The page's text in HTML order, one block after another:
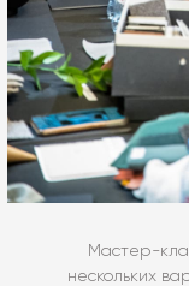
Мастер-
нескольких